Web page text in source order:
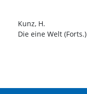
Kunz, H.
Die eine Welt (Forts.)